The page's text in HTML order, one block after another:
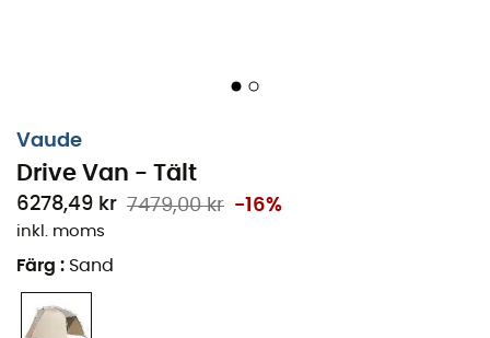
Vaude
Drive Van - Tält
6278,49 kr 7479,00 kr -16%
inkl. moms
Färg : Sand
Kvalitetsram tillverkad av Yunan
Vattentät dragkedja på ingången, applicerad med
band